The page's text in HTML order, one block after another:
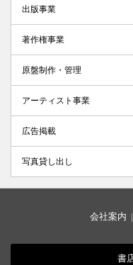
出版事業
著作権事業
原盤制作・管理
アーティスト事業
広告掲載
写真貸し出し
会社案内 |
書